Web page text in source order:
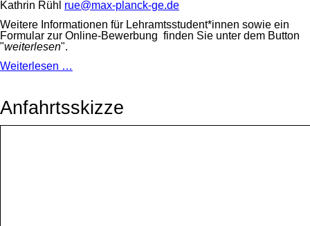
Kathrin Rühl rue@max-planck-ge.de
Weitere Informationen für Lehramtsstudent*innen sowie ein
Formular zur Online-Bewerbung finden Sie unter dem Button
"weiterlesen".
Weiterlesen …
die
Lehrkräfteausbildung
Anfahrtsskizze